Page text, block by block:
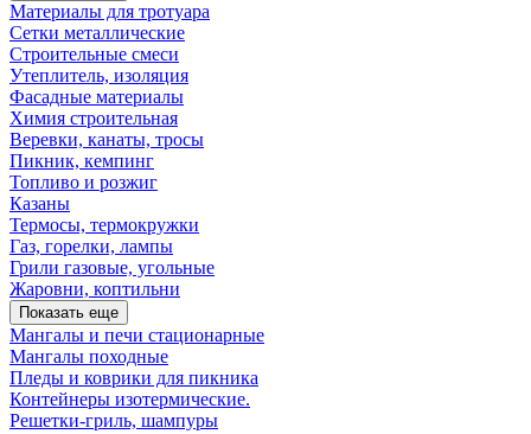
Материалы для тротуара
Сетки металлические
Строительные смеси
Утеплитель, изоляция
Фасадные материалы
Химия строительная
Веревки, канаты, тросы
Пикник, кемпинг
Топливо и розжиг
Казаны
Термосы, термокружки
Газ, горелки, лампы
Грили газовые, угольные
Жаровни, коптильни
Показать еще
Мангалы и печи стационарные
Мангалы походные
Пледы и коврики для пикника
Контейнеры изотермические.
Решетки-гриль, шампуры